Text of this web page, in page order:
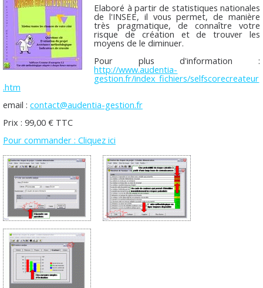
Elaboré à partir de statistiques nationales
de l'INSEE, il vous permet, de manière
très pragmatique, de connaître votre
risque de création et de trouver les
moyens de le diminuer.
Pour plus d'information :
http://www.audentia-
gestion.fr/index_fichiers/selfscorecreateur
.htm
email : contact@audentia-gestion.fr
Prix : 99,00 € TTC
Pour commander : Cliquez ici